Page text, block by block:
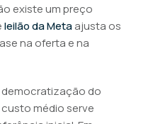
existe um preço
leilão da Metaajusta os
na oferta e na
democratização do
médio serve